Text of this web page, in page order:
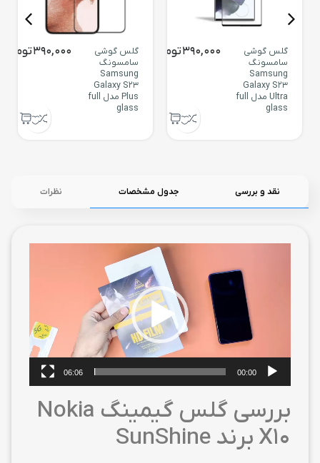
گلس گوشی
سامسونگ
Samsung
Galaxy S23
Ultra مدل full
glass
390,000تومان
گلس گوشی
سامسونگ
Samsung
Galaxy S23
Plus مدل full
glass
390,000تومان
نقد و بررسی جدول مشخصات نظرات
00:00
06:06
بررسی گلس گیمینگ Nokia
X10 برند SunShine